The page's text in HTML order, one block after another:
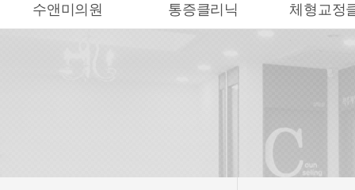
수앤미의원 통증클리닉 체형교정